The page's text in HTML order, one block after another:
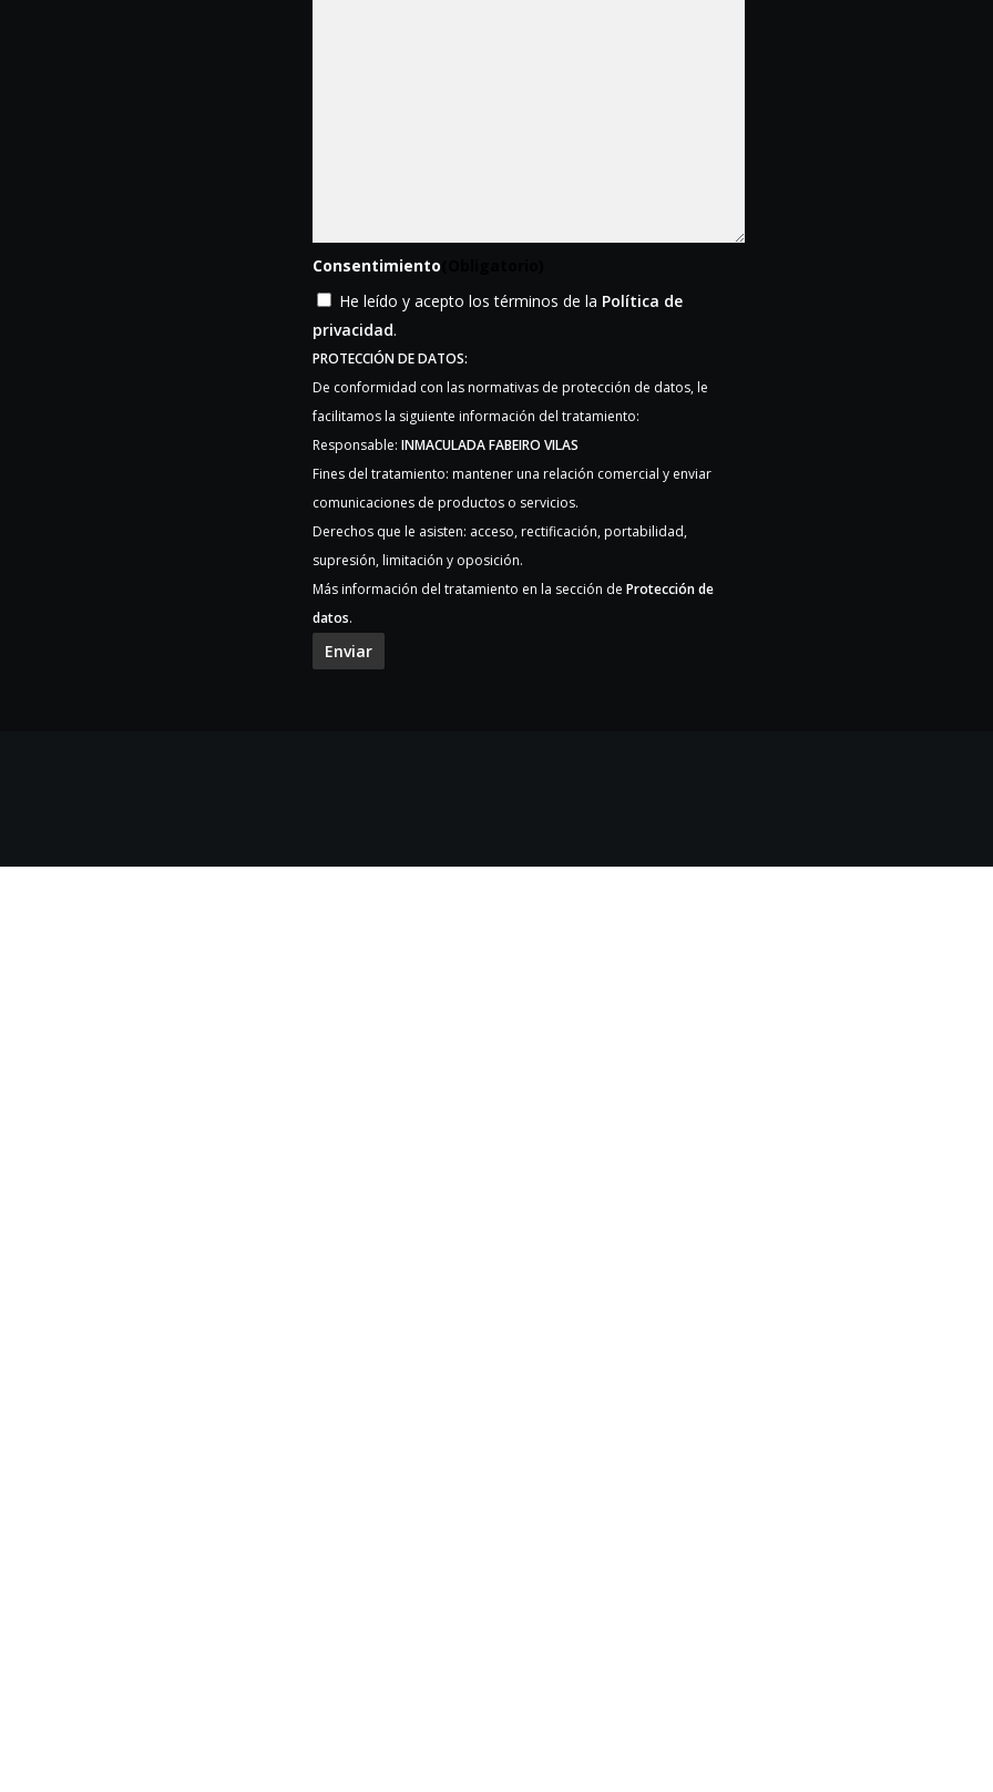
Consentimiento
He leído y acepto los términos de la Política de
privacidad.
PROTECCIÓN DE DATOS:
De conformidad con las normativas de protección de datos, le
facilitamos la siguiente información del tratamiento:
Responsable:INMACULADA FABEIRO VILAS
Fines del tratamiento: mantener una relación comercial y enviar
comunicaciones de productos o servicios.
Derechos que le asisten: acceso, rectificación, portabilidad,
supresión, limitación y oposición.
Más información del tratamiento en la sección deProtección de
datos.
Enviar